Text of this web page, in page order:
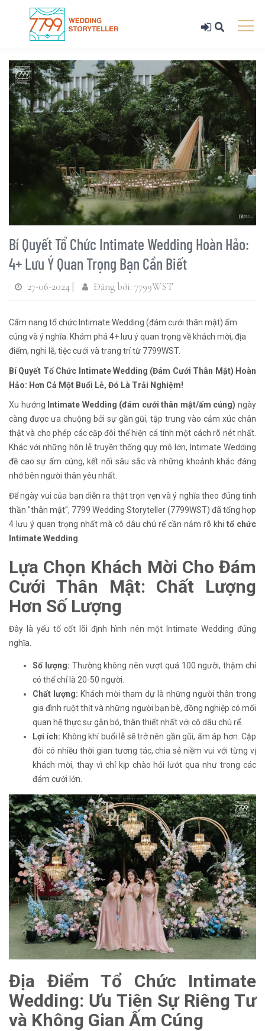
Bí Quyết Tổ Chức Intimate Wedding Hoàn Hảo:
4+ Lưu Ý Quan Trọng Bạn Cần Biết
27-06-2024 | Đăng bởi: 7799WST
Cẩm nang tổ chức Intimate Wedding (đám cưới thân mật) ấm
cúng và ý nghĩa. Khám phá 4+ lưu ý quan trọng về khách mời, địa
điểm, nghi lễ, tiệc cưới và trang trí từ 7799WST.
Bí Quyết Tổ Chức Intimate Wedding (Đám Cưới Thân Mật) Hoàn
Hảo: Hơn Cả Một Buổi Lễ, Đó Là Trải Nghiệm!
Xu hướng Intimate Wedding (đám cưới thân mật/ấm cúng) ngày
càng được ưa chuộng bởi sự gần gũi, tập trung vào cảm xúc chân
thật và cho phép các cặp đôi thể hiện cá tính một cách rõ nét nhất.
Khác với những hôn lễ truyền thống quy mô lớn, Intimate Wedding
đề cao sự ấm cúng, kết nối sâu sắc và những khoảnh khắc đáng
nhớ bên người thân yêu nhất.
Để ngày vui của bạn diễn ra thật trọn vẹn và ý nghĩa theo đúng tinh
thần "thân mật", 7799 Wedding Storyteller (7799WST) đã tổng hợp
4 lưu ý quan trọng nhất mà cô dâu chú rể cần nắm rõ khi tổ chức
Intimate Wedding
Lựa Chọn Khách Mời Cho Đám
Cưới Thân Mật: Chất Lượng
Hơn Số Lượng
Đây là yếu tố cốt lõi định hình nên một Intimate Wedding đúng
nghĩa.
Số lượng: Thường không nên vượt quá 100 người, thậm chí
có thể chỉ là 20-50 người.
Chất lượng: Khách mời tham dự là những người thân trong
gia đình ruột thịt và những người bạn bè, đồng nghiệp có mối
quan hệ thực sự gắn bó, thân thiết nhất với cô dâu chú rể.
Lợi ích: Không khí buổi lễ sẽ trở nên gần gũi, ấm áp hơn. Cặp
đôi có nhiều thời gian tương tác, chia sẻ niềm vui với từng vị
khách mời, thay vì chỉ kịp chào hỏi lướt qua như trong các
đám cưới lớn.
Địa Điểm Tổ Chức Intimate
Wedding: Ưu Tiên Sự Riêng Tư
và Không Gian Ấm Cúng